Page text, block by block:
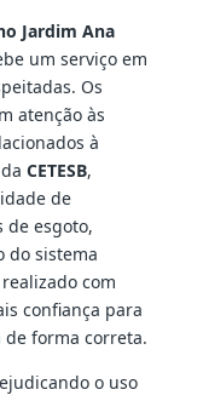
Jardim Ana
um serviço em
Os
atenção às
à
CETESB,
de
de esgoto,
do sistema
com
confiança para
forma correta.
o uso